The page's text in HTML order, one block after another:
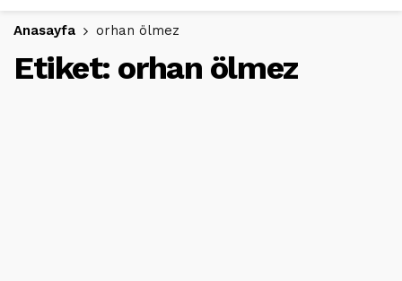
Anasayfa orhan ölmez
Etiket: orhan ölmez